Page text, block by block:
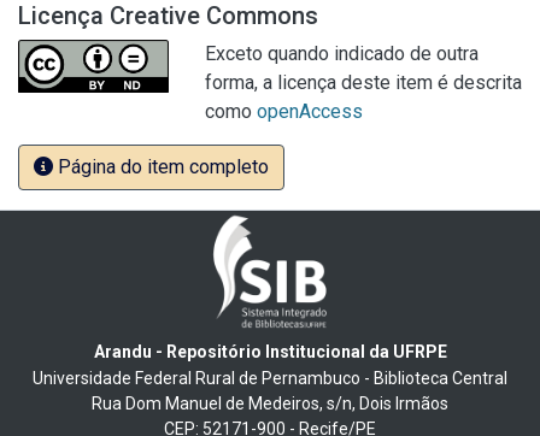
Licença Creative Commons
Exceto quando indicado de outra
forma, a licença deste item é descrita
como openAccess
Página do item completo
Arandu - Repositório Institucional da UFRPE
Universidade Federal Rural de Pernambuco - Biblioteca Central
Rua Dom Manuel de Medeiros, s/n, Dois Irmãos
CEP: 52171-900 - Recife/PE